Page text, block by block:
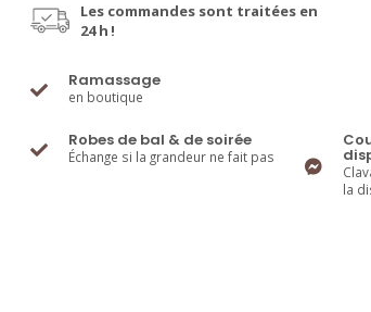
Les commandes sont traitées en
24 h !
Ramassage
en boutique
Robes de bal & de soirée
Échange si la grandeur ne fait pas
la